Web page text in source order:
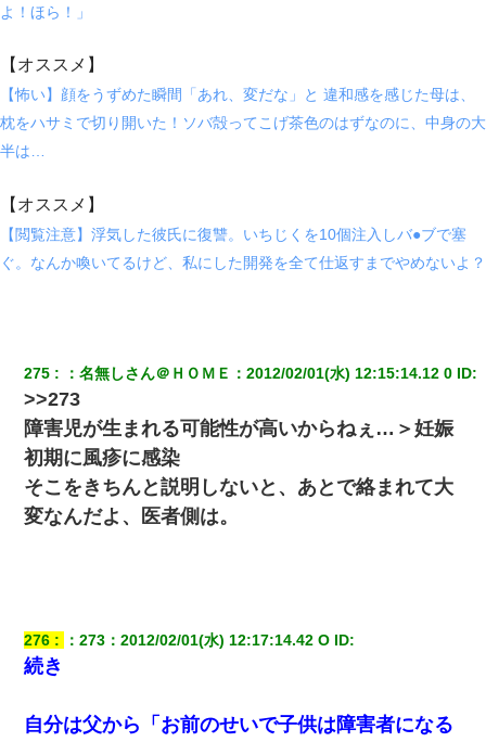
宅飲みで女友達の乳を見てしまった・・・
テレワーク上司「会議中はカメラ付けろ！」女社員「え、事前連
絡無しは無理」上司「いいから付けろ！」→
「お前の父ちゃんは自宅警備員」とかからかわれたけど、実はと
んでもない仕事に就いていた
妻「ずっと好きだった人と一緒になりたいから、わかれてくださ
い」→離婚後、娘と実家で生活してると…
嫁の妹（26歳）がずっとウチに泊まりに来た結果→俺がヤバイｗ
ｗｗｗｗｗｗｗ
夫に癌の余命宣告。その闘病中に長女から信じられない言葉を受
けた
旦那の元カノをSNSで探して写真を保存して顔面評価スレで写真
３２歳俺「ずっと好きでした！！付き合って下さい！」 ２５歳
ｗｗｗ
よ！ほら！」
【オススメ】
【怖い】顔をうずめた瞬間「あれ、変だな」と 違和感を感じた母は、
枕をハサミで切り開いた！ソバ殻ってこげ茶色のはずなのに、中身の大
半は…
【オススメ】
【閲覧注意】浮気した彼氏に復讐。いちじくを10個注入しバ●ブで塞
ぐ。なんか喚いてるけど、私にした開発を全て仕返すまでやめないよ？
275 ：名無しさん＠ＨＯＭＥ ：2012/02/01(水) 12:15:14.12 0 ID:
>>273
障害児が生まれる可能性が高いからねぇ…＞妊娠
初期に風疹に感染
そこをきちんと説明しないと、あとで絡まれて大
変なんだよ、医者側は。
276 ：273 ：2012/02/01(水) 12:17:14.42 O ID:
続き
自分は父から「お前のせいで子供は障害者になる